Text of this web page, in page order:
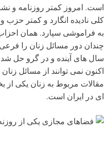
است. امروز کمتر روزنامه و
کلی نادیده انگارد و کمتر
به فراموشی سپارد. همان
چندان دور مسائل زنان را
سال های آینده و در گرو حل
اکنون نمی توانند از مسائل
مقالات مربوط به زنان یکی
ای در ایران است.
فضاهای مجازی یکی از